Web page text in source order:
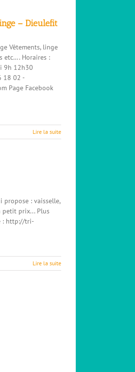
– Dieulefit
Vêtements, linge
etc…. Horaires :
9h 12h30
18 02 -
Page Facebook
Lire la suite
propose : vaisselle,
petit prix... Plus
: http://tri-
Lire la suite